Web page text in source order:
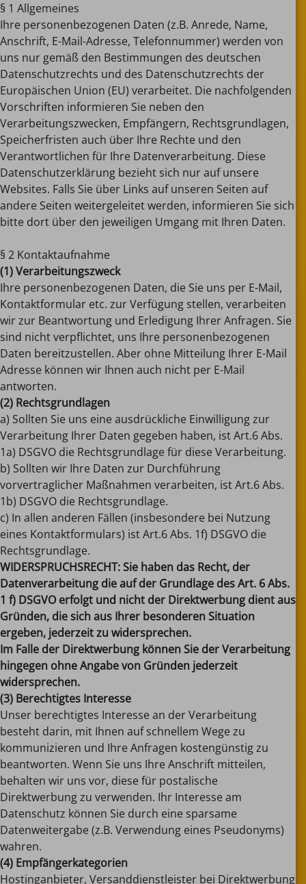
§ 1 Allgemeines
Ihre personenbezogenen Daten (z.B. Anrede, Name,
Anschrift, E-Mail-Adresse, Telefonnummer) werden von
uns nur gemäß den Bestimmungen des deutschen
Datenschutzrechts und des Datenschutzrechts der
Europäischen Union (EU) verarbeitet. Die nachfolgenden
Vorschriften informieren Sie neben den
Verarbeitungszwecken, Empfängern, Rechtsgrundlagen,
Speicherfristen auch über Ihre Rechte und den
Verantwortlichen für Ihre Datenverarbeitung. Diese
Datenschutzerklärung bezieht sich nur auf unsere
Websites. Falls Sie über Links auf unseren Seiten auf
andere Seiten weitergeleitet werden, informieren Sie sich
bitte dort über den jeweiligen Umgang mit Ihren Daten.
§ 2 Kontaktaufnahme
(1) Verarbeitungszweck
Ihre personenbezogenen Daten, die Sie uns per E-Mail,
Kontaktformular etc. zur Verfügung stellen, verarbeiten
wir zur Beantwortung und Erledigung Ihrer Anfragen. Sie
sind nicht verpflichtet, uns Ihre personenbezogenen
Daten bereitzustellen. Aber ohne Mitteilung Ihrer E-Mail
Adresse können wir Ihnen auch nicht per E-Mail
antworten.
(2) Rechtsgrundlagen
a) Sollten Sie uns eine ausdrückliche Einwilligung zur
Verarbeitung Ihrer Daten gegeben haben, ist Art.6 Abs.
1a) DSGVO die Rechtsgrundlage für diese Verarbeitung.
b) Sollten wir Ihre Daten zur Durchführung
vorvertraglicher Maßnahmen verarbeiten, ist Art.6 Abs.
1b) DSGVO die Rechtsgrundlage.
c) In allen anderen Fällen (insbesondere bei Nutzung
eines Kontaktformulars) ist Art.6 Abs. 1f) DSGVO die
Rechtsgrundlage.
WIDERSPRUCHSRECHT: Sie haben das Recht, der
Datenverarbeitung die auf der Grundlage des Art. 6 Abs.
1 f) DSGVO erfolgt und nicht der Direktwerbung dient aus
Gründen, die sich aus Ihrer besonderen Situation
ergeben, jederzeit zu widersprechen.
Im Falle der Direktwerbung können Sie der Verarbeitung
hingegen ohne Angabe von Gründen jederzeit
widersprechen.
(3) Berechtigtes Interesse
Unser berechtigtes Interesse an der Verarbeitung
besteht darin, mit Ihnen auf schnellem Wege zu
kommunizieren und Ihre Anfragen kostengünstig zu
beantworten. Wenn Sie uns Ihre Anschrift mitteilen,
behalten wir uns vor, diese für postalische
Direktwerbung zu verwenden. Ihr Interesse am
Datenschutz können Sie durch eine sparsame
Datenweitergabe (z.B. Verwendung eines Pseudonyms)
wahren.
(4) Empfängerkategorien
Hostinganbieter, Versanddienstleister bei Direktwerbung